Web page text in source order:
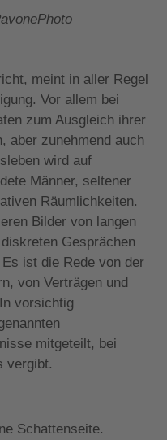
meint in aller Regel
Vor allem bei
zum Ausgleich ihrer
aber zunehmend auch
wird auf
Männer, seltener
Räumlichkeiten.
Bilder von langen
Gesprächen
ist die Rede von der
von Verträgen und
vorsichtig
mitgeteilt, bei
vergibt.
Schattenseite.